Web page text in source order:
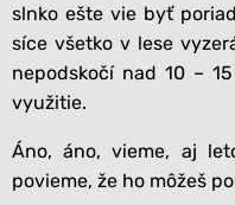
slnko ešte vie byť
síce všetko v lese
nepodskočí nad 10 –
využitie.
Áno, áno, vieme, aj
povieme, že ho môžeš